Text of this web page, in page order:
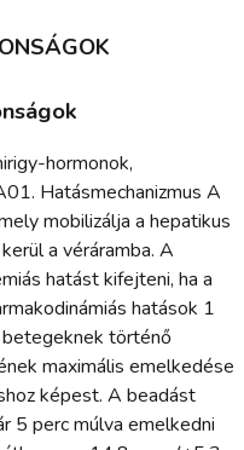
hormonok,
Hatásmechanizmus A
mobilizálja a hepatikus
a véráramba. A
hatást kifejteni, ha a
hatások 1
történő
maximális emelkedése
képest. A beadást
5 perc múlva emelkedni